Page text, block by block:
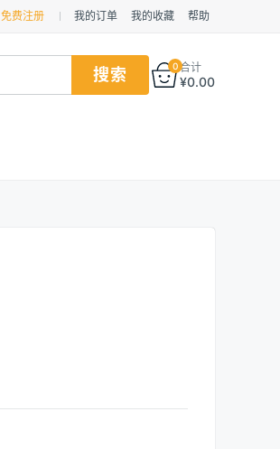
免费注册 我的订单 我的收藏 帮助
0合计
¥0.00